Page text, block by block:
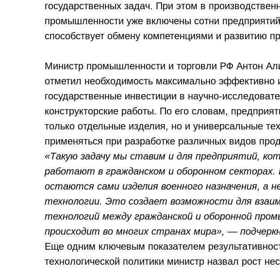
государственных задач. При этом в
промышленности уже включены сотни предприятий
способствует обмену компетенциями и развитию
Министр промышленности и торговли РФ Антон
отметил необходимость максимально эффективно
государственные инвестиции в научно-
конструкторские работы. По его словам,
только отдельные изделия, но и универсальные
применяться при разработке различных видов
«Такую задачу мы ставим и для предприятий,
работают в гражданском и оборонном
остаются сами изделия военного назначения, а
технологии. Это создает возможности для
технологий между гражданской и оборонной
происходит во многих странах мира», —
Еще одним ключевым показателем
технологической политики министр назвал рост